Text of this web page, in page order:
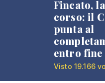
Fincato,
corso: il
punta al
entro fine
Visto 19.166